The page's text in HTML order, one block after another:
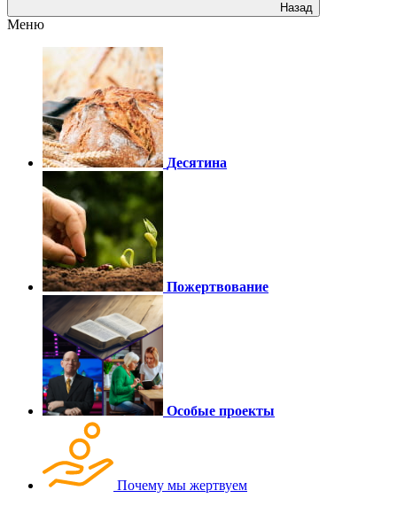
Назад
Меню
Десятина
Пожертвование
Особые проекты
Почему мы жертвуем